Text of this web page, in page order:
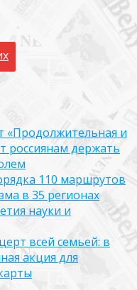
«Продолжительная и
россиянам держать
110 маршрутов
в 35 регионах
науки и
всей семьей: в
акция для